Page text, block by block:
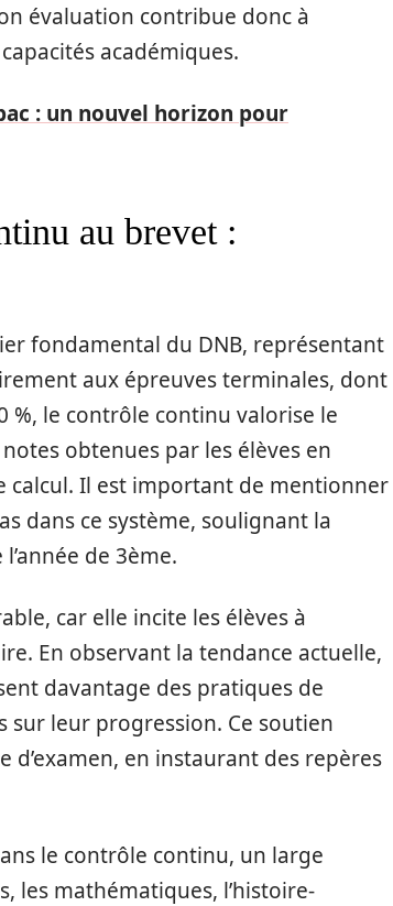
évaluation contribue donc à
académiques.
: un nouvel horizon pour
au brevet :
fondamental du DNB, représentant
aux épreuves terminales, dont
%, le contrôle continu valorise le
obtenues par les élèves en
calcul. Il est important de mentionner
dans ce système, soulignant la
de 3ème.
car elle incite les élèves à
En observant la tendance actuelle,
davantage des pratiques de
sur leur progression. Ce soutien
d’examen, en instaurant des repères
le contrôle continu, un large
les mathématiques, l’histoire-